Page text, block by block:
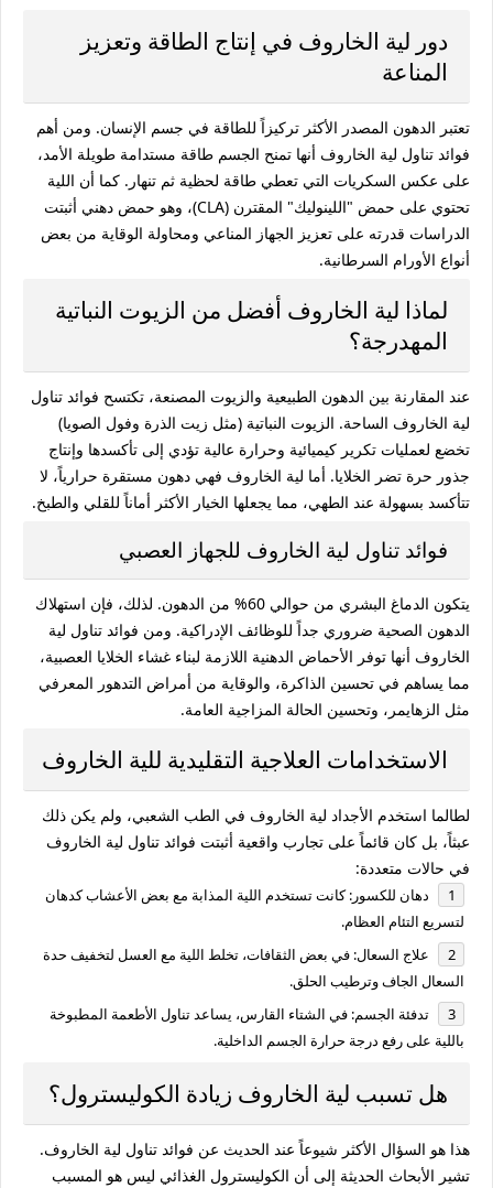
دور لية الخاروف في إنتاج الطاقة وتعزيز
المناعة
تعتبر الدهون المصدر الأكثر تركيزاً للطاقة في جسم الإنسان. ومن أهم
فوائد تناول لية الخاروف أنها تمنح الجسم طاقة مستدامة طويلة الأمد،
على عكس السكريات التي تعطي طاقة لحظية ثم تنهار. كما أن اللية
تحتوي على حمض "اللينوليك" المقترن (CLA)، وهو حمض دهني أثبتت
الدراسات قدرته على تعزيز الجهاز المناعي ومحاولة الوقاية من بعض
أنواع الأورام السرطانية.
لماذا لية الخاروف أفضل من الزيوت النباتية
المهدرجة؟
عند المقارنة بين الدهون الطبيعية والزيوت المصنعة، تكتسح فوائد تناول
لية الخاروف الساحة. الزيوت النباتية (مثل زيت الذرة وفول الصويا)
تخضع لعمليات تكرير كيميائية وحرارة عالية تؤدي إلى تأكسدها وإنتاج
جذور حرة تضر الخلايا. أما لية الخاروف فهي دهون مستقرة حرارياً، لا
تتأكسد بسهولة عند الطهي، مما يجعلها الخيار الأكثر أماناً للقلي والطبخ.
فوائد تناول لية الخاروف للجهاز العصبي
يتكون الدماغ البشري من حوالي 60% من الدهون. لذلك، فإن استهلاك
الدهون الصحية ضروري جداً للوظائف الإدراكية. ومن فوائد تناول لية
الخاروف أنها توفر الأحماض الدهنية اللازمة لبناء غشاء الخلايا العصبية،
مما يساهم في تحسين الذاكرة، والوقاية من أمراض التدهور المعرفي
مثل الزهايمر، وتحسين الحالة المزاجية العامة.
الاستخدامات العلاجية التقليدية للية الخاروف
لطالما استخدم الأجداد لية الخاروف في الطب الشعبي، ولم يكن ذلك
عبثاً، بل كان قائماً على تجارب واقعية أثبتت فوائد تناول لية الخاروف
في حالات متعددة:
دهان للكسور:كانت تستخدم اللية المذابة مع بعض الأعشاب كدهان
لتسريع التئام العظام.
علاج السعال: في بعض الثقافات، تخلط اللية مع العسل لتخفيف حدة
السعال الجاف وترطيب الحلق.
تدفئة الجسم: في الشتاء القارس، يساعد تناول الأطعمة المطبوخة
باللية على رفع درجة حرارة الجسم الداخلية.
هل تسبب لية الخاروف زيادة الكوليسترول؟
هذا هو السؤال الأكثر شيوعاً عند الحديث عن فوائد تناول لية الخاروف.
تشير الأبحاث الحديثة إلى أن الكوليسترول الغذائي ليس هو المسبب